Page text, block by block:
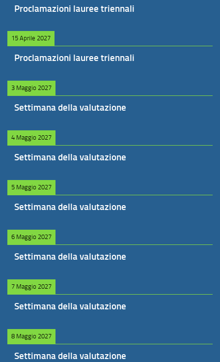
Proclamazioni lauree triennali
15 Aprile 2027
Proclamazioni lauree triennali
3 Maggio 2027
Settimana della valutazione
4 Maggio 2027
Settimana della valutazione
5 Maggio 2027
Settimana della valutazione
6 Maggio 2027
Settimana della valutazione
7 Maggio 2027
Settimana della valutazione
8 Maggio 2027
Settimana della valutazione